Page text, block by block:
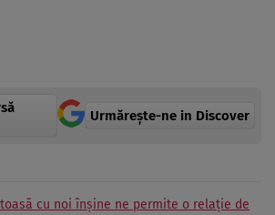
Urmărește-ne in Discover
cu noi înșine ne permite o relație de